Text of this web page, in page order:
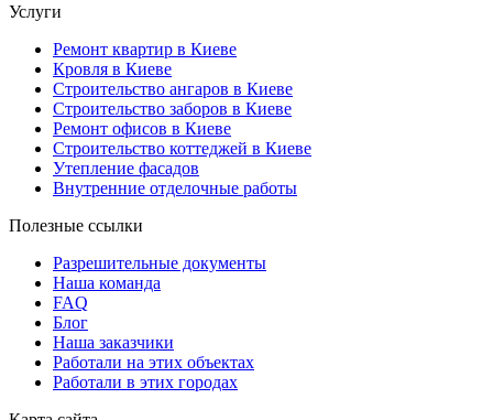
Услуги
Ремонт квартир в Киеве
Кровля в Киеве
Строительство ангаров в Киеве
Строительство заборов в Киеве
Ремонт офисов в Киеве
Строительство коттеджей в Киеве
Утепление фасадов
Внутренние отделочные работы
Полезные ссылки
Разрешительные документы
Наша команда
FAQ
Блог
Наша заказчики
Работали на этих объектах
Работали в этих городах